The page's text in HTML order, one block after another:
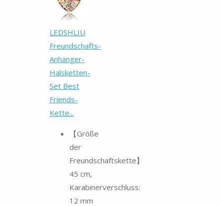
LEDSHLIU
Freundschafts-
Anhänger-
Halsketten-
Set Best
Friends-
Kette...
【Größe
der
Freundschaftskette】
45 cm,
Karabinerverschluss:
12 mm